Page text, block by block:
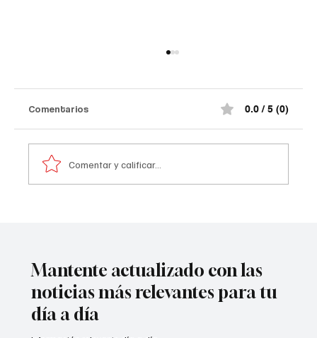
Comentarios 0.0 / 5 (0)
Comentar y calificar...
Mantente actualizado con las
noticias más relevantes para tu
día a día